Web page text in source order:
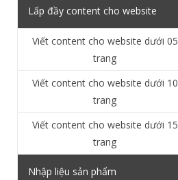
Lấp đầy content cho website
Viết content cho website dưới 05
trang
Viết content cho website dưới 10
trang
Viết content cho website dưới 15
trang
Nhập liệu sản phẩm